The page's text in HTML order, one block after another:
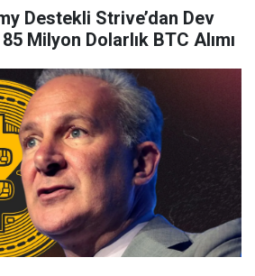
Destekli Strive’dan Dev
Milyon Dolarlık BTC Alımı